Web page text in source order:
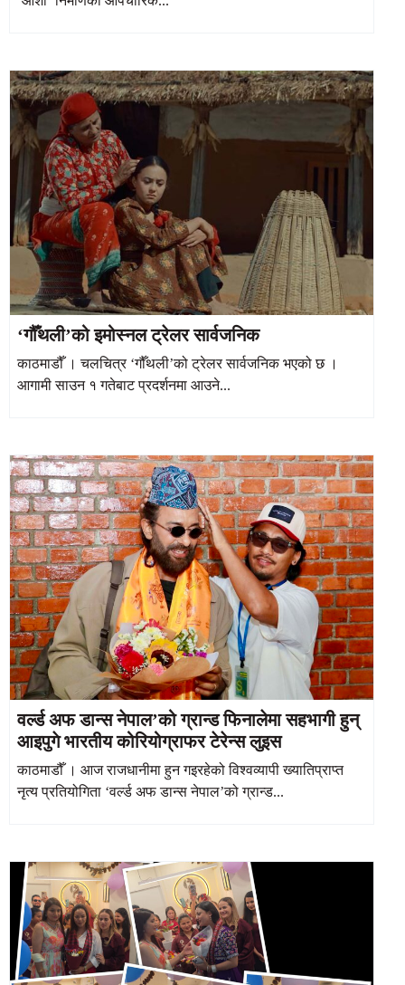
‘गौँथली’को इमोस्नल ट्रेलर सार्वजनिक
काठमाडौँ । चलचित्र ‘गौँथली’को ट्रेलर सार्वजनिक भएको छ ।
आगामी साउन १ गतेबाट प्रदर्शनमा आउने...
वर्ल्ड अफ डान्स नेपाल’को ग्रान्ड फिनालेमा सहभागी हुन्
आइपुगे भारतीय कोरियोग्राफर टेरेन्स लुइस
काठमाडौँ । आज राजधानीमा हुन गइरहेको विश्वव्यापी ख्यातिप्राप्त
नृत्य प्रतियोगिता ‘वर्ल्ड अफ डान्स नेपाल’को ग्रान्ड...